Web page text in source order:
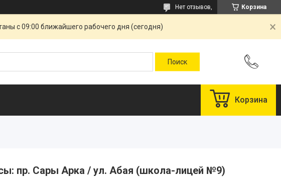
Корзина
Нет отзывов,
с 09:00 ближайшего рабочего дня (сегодня)
Корзина
пр. Сары Арка / ул. Абая (школа-лицей №9)